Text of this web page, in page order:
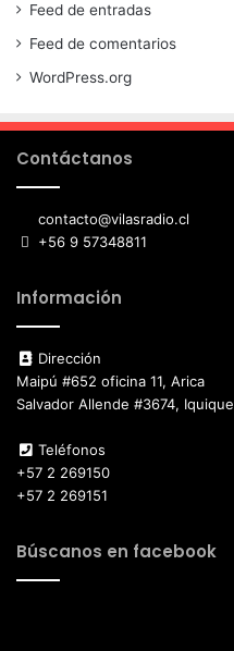
Feed de entradas
Feed de comentarios
WordPress.org
Contáctanos
contacto@vilasradio.cl
+56 9 57348811
Información
Dirección
Maipú #652 oficina 11, Arica
Salvador Allende #3674, Iquique
Teléfonos
+57 2 269150
+57 2 269151
Búscanos en facebook